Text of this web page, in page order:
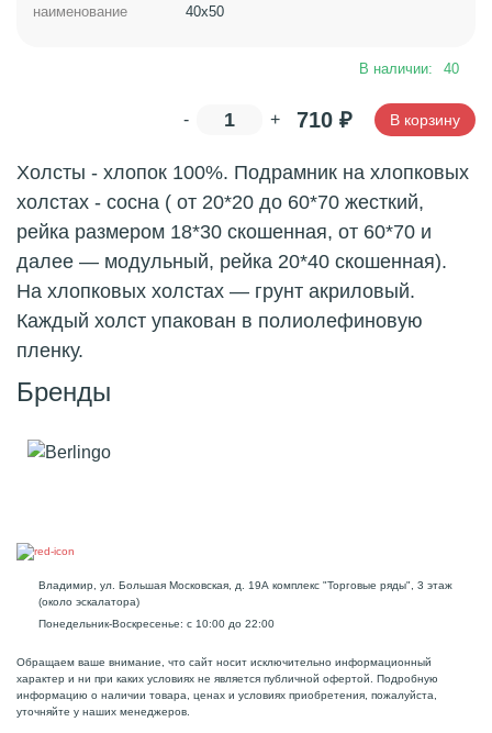
наименование
40х50
В наличии: 40
- + 710 ₽ В корзину
Холсты - хлопок 100%. Подрамник на хлопковых
холстах - сосна ( от 20*20 до 60*70 жесткий,
рейка размером 18*30 скошенная, от 60*70 и
далее — модульный, рейка 20*40 скошенная).
На хлопковых холстах — грунт акриловый.
Каждый холст упакован в полиолефиновую
пленку.
Бренды
Владимир, ул. Большая Московская, д. 19А комплекс "Торговые ряды", 3 этаж
(около эскалатора)
Понедельник-Воскресенье: с 10:00 до 22:00
Обращаем ваше внимание, что сайт носит исключительно информационный
характер и ни при каких условиях не является публичной офертой. Подробную
информацию о наличии товара, ценах и условиях приобретения, пожалуйста,
уточняйте у наших менеджеров.